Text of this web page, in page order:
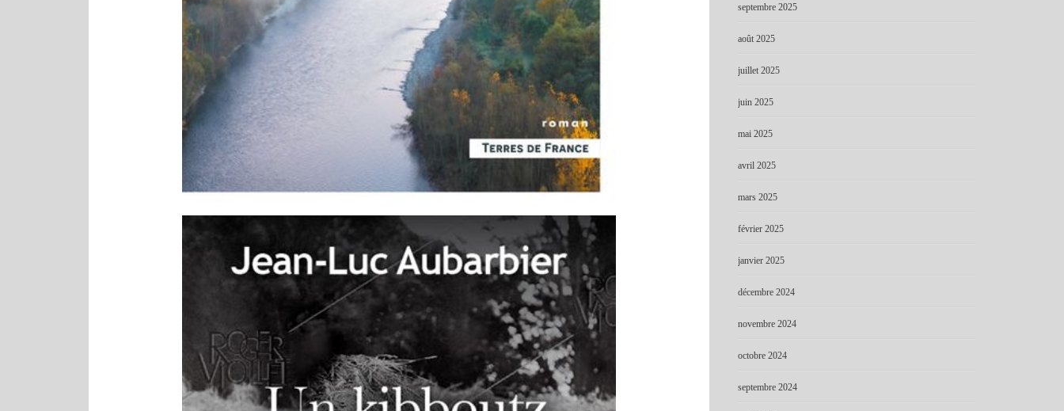
septembre 2025
août 2025
juillet 2025
juin 2025
mai 2025
avril 2025
mars 2025
février 2025
janvier 2025
décembre 2024
novembre 2024
octobre 2024
septembre 2024